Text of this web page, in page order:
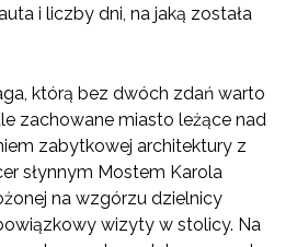
i liczby dni, na jaką została
którą bez dwóch zdań warto
zachowane miasto leżące nad
zabytkowej architektury z
słynnym Mostem Karola
na wzgórzu dzielnicy
wizyty w stolicy. Na